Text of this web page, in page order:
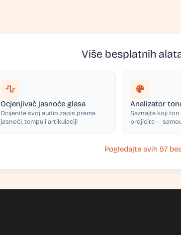
Više besplatnih
Ocjenjivač jasnoće glasa
Ocijenite svoj audio zapis prema
jasnoći, tempu i artikulaciji
Analizator
Saznajte koji ton
projicira —
Pogledajte svih 57